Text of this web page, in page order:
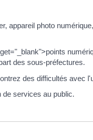
appareil photo
des sous-préfectures.
des difficultés avec
services au public.